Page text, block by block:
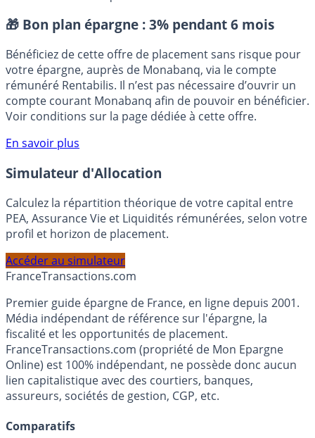
Placement sans risque
🎁 Bon plan épargne : 3% pendant 6 mois
Bénéficiez de cette offre de placement sans risque pour
votre épargne, auprès de Monabanq, via le compte
rémunéré Rentabilis. Il n’est pas nécessaire d’ouvrir un
Voir conditions sur la page dédiée à cette offre.
En savoir plus
Simulateur d'Allocation
Calculez la répartition théorique de votre capital entre
PEA, Assurance Vie et Liquidités rémunérées, selon votre
profil et horizon de placement.
FranceTransactions.com
Premier guide épargne de France, en ligne depuis 2001.
Média indépendant de référence sur l'épargne, la
fiscalité et les opportunités de placement.
FranceTransactions.com (propriété de Mon Epargne
Online) est 100% indépendant, ne possède donc aucun
lien capitalistique avec des courtiers, banques,
assureurs, sociétés de gestion, CGP, etc.